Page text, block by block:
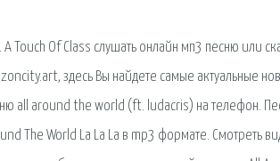
Touch Of Class слушать онлайн мп3 песню или
здесь Вы найдете самые актуальные
all around the world (ft. ludacris) на телефон.
The World La La La в mp3 формате. Смотреть